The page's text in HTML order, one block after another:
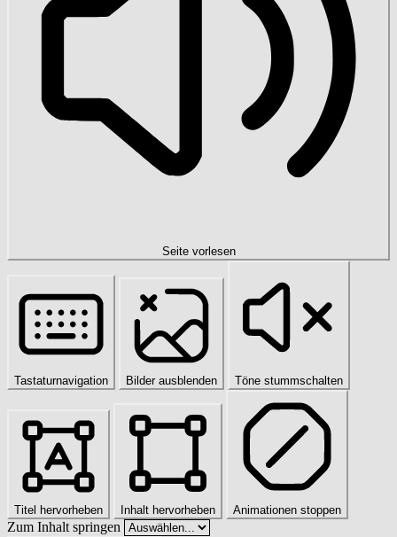
Seite vorlesen
Tastaturnavigation Bilder ausblenden Töne stummschalten
Titel hervorheben Inhalt hervorheben Animationen stoppen
Zum Inhalt springen